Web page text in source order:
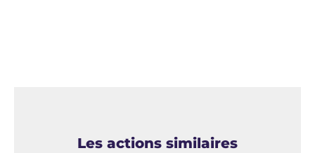
Les actions similaires